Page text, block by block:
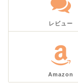
レビュー
Amazon